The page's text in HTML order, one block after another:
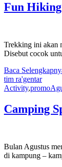
Fun
Trekking ini akan
Disebut cocok
Baca
tim ra'gentar
Activity,promo
Camping
Bulan Agustus
di kampung –